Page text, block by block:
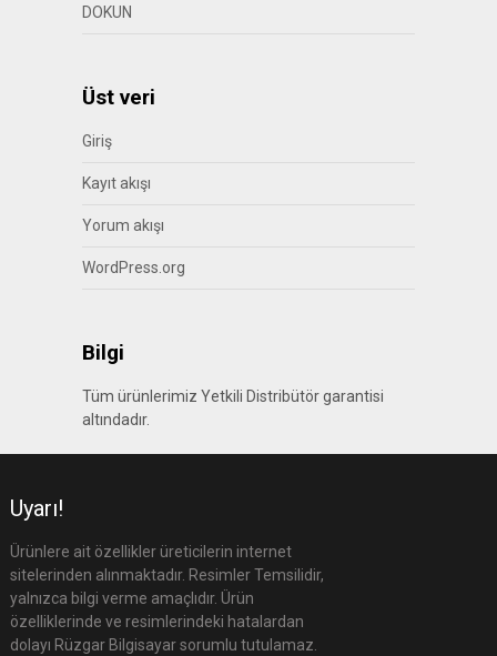
DOKUN
Üst veri
Giriş
Kayıt akışı
Yorum akışı
WordPress.org
Bilgi
Tüm ürünlerimiz Yetkili Distribütör garantisi
altındadır.
Uyarı!
Ürünlere ait özellikler üreticilerin internet
sitelerinden alınmaktadır. Resimler Temsilidir,
yalnızca bilgi verme amaçlıdır. Ürün
özelliklerinde ve resimlerindeki hatalardan
dolayı Rüzgar Bilgisayar sorumlu tutulamaz.